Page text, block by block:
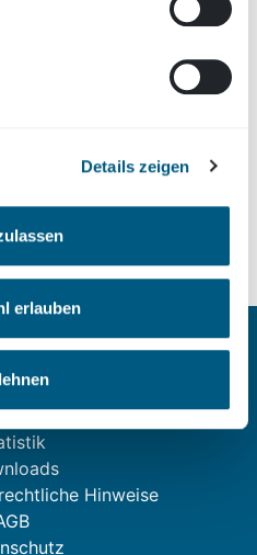
Details zeigen
erlauben
Statistiken
Hinweise